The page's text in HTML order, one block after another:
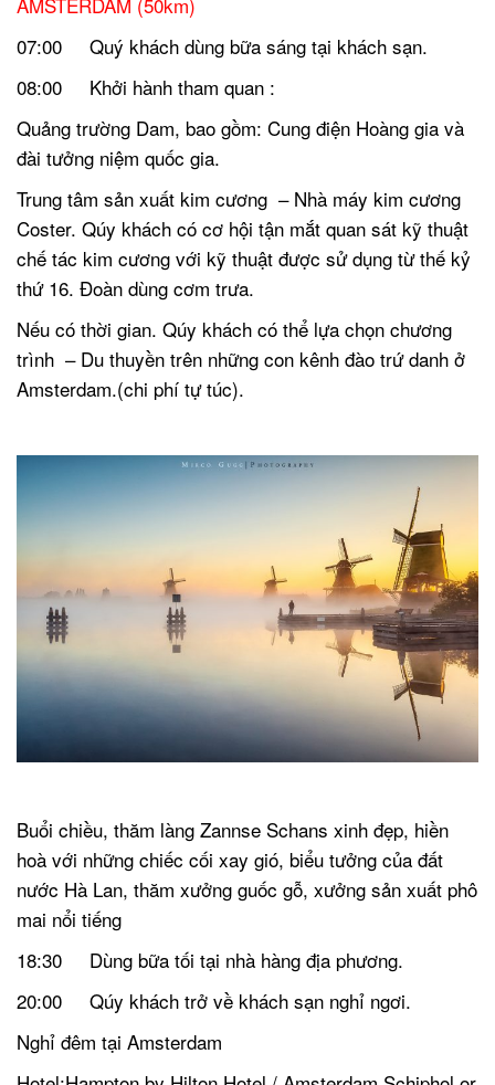
07:00 Quý khách dùng bữa sáng tại khách sạn.
08:00 Khởi hành tham quan :
Quảng trường Dam, bao gồm: Cung điện Hoàng gia và
đài tưởng niệm quốc gia.
Trung tâm sản xuất kim cương – Nhà máy kim cương
Coster. Qúy khách có cơ hội tận mắt quan sát kỹ thuật
chế tác kim cương với kỹ thuật được sử dụng từ thế kỷ
thứ 16. Đoàn dùng cơm trưa.
Nếu có thời gian. Qúy khách có thể lựa chọn chương
trình – Du thuyền trên những con kênh đào trứ danh ở
Amsterdam.(chi phí tự túc).
Buổi chiều, thăm làng Zannse Schans xinh đẹp, hiền
hoà với những chiếc cối xay gió, biểu tưởng của đất
nước Hà Lan, thăm xưởng guốc gỗ, xưởng sản xuất phô
mai nổi tiếng
18:30 Dùng bữa tối tại nhà hàng địa phương.
20:00 Qúy khách trở về khách sạn nghỉ ngơi.
Nghỉ đêm tại Amsterdam